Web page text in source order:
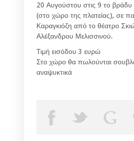
20 Αυγούστου στις 9 το
(στο χώρο της πλατείας), σε
Καραγκιόζη από το θέατρο
Αλέξανδρου Μελισσινού.
Τιμή εισόδου 3 ευρώ
Στο χώρο θα πωλούνται
αναψυκτικά